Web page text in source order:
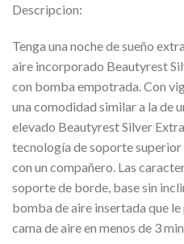
Descripcion:
Tenga una noche de sueño
aire incorporado Beautyrest
con bomba empotrada. Con
una comodidad similar a la de
elevado Beautyrest Silver
tecnología de soporte
con un compañero. Las
soporte de borde, base sin
bomba de aire insertada que
cama de aire en menos de 3